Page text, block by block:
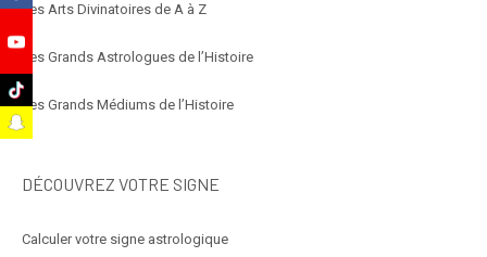
Les Arts Divinatoires de A à Z
Les Grands Astrologues de l’Histoire
Les Grands Médiums de l’Histoire
DÉCOUVREZ VOTRE SIGNE
Calculer votre signe astrologique